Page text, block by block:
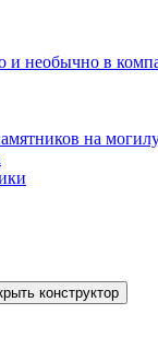
и необычно в
на
конструктор